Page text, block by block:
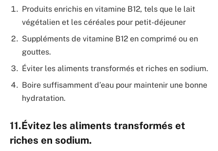
Produits enrichis en vitamine B12, tels que le lait
végétalien et les céréales pour petit-déjeuner
Suppléments de vitamine B12 en comprimé ou en
gouttes.
Éviter les aliments transformés et riches en sodium.
Boire suffisamment d’eau pour maintenir une bonne
hydratation.
11.Évitez les aliments transformés et
riches en sodium.